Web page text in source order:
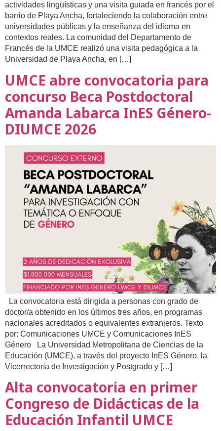
actividades lingüísticas y una visita guiada en francés por el
barrio de Playa Ancha, fortaleciendo la colaboración entre
universidades públicas y la enseñanza del idioma en
contextos reales. La comunidad del Departamento de
Francés de la UMCE realizó una visita pedagógica a la
Universidad de Playa Ancha, en […]
UMCE abre convocatoria para
concurso Beca Postdoctoral
Amanda Labarca InES Género-
DIUMCE 2026
La convocatoria está dirigida a personas con grado de
doctor/a obtenido en los últimos tres años, en programas
nacionales acreditados o equivalentes extranjeros. Texto
por: Comunicaciones UMCE y Comunicaciones InES
Género La Universidad Metropolitana de Ciencias de la
Educación (UMCE), a través del proyecto InES Género, la
Vicerrectoría de Investigación y Postgrado y […]
Alta convocatoria en primer
Congreso de Didácticas de la
Educación Infantil UMCE